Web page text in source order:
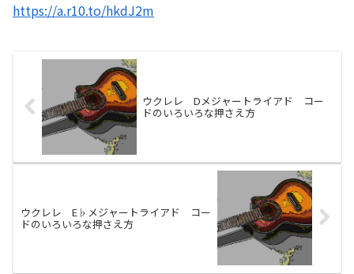
https://a.r10.to/hkdJ2m
ウクレレ Dメジャートライアド コー
ドのいろいろな押さえ方
ウクレレ E♭メジャートライアド コー
ドのいろいろな押さえ方